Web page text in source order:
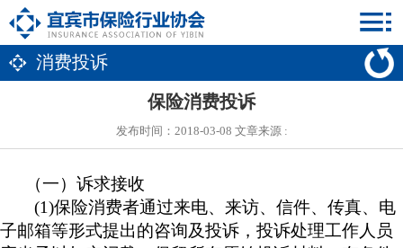
消费投诉
保险消费投诉
发布时间：2018-03-08 文章来源 :
（一） 诉求接收
(1)保险消费者通过来电、来访、信件、传真、电
子邮箱等形式提出的咨询及投诉，投诉处理工作人员